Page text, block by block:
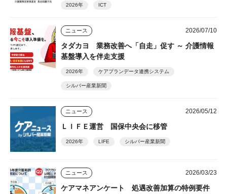
2026年 ICT
ニュース 2026/07/10
タダカヨ 業務改善へ「自走」促す ～ 介護情報
基盤導入を伴走支援
2026年 ケアプランデータ連携システム
シルバー産業新聞
ニュース 2026/05/12
ＬＩＦＥ運営 国保中央会に移管
2026年 LIFE シルバー産業新聞
ニュース 2026/03/23
ケアマネアンケート 処遇改善加算の特例要件